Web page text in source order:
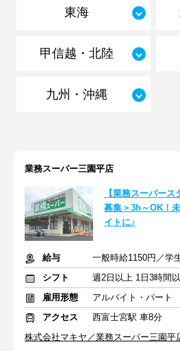
東海
甲信越・北陸
九州・沖縄
業務スーパー三園平店
【業務スーパー
募集＞3h～OK！
イトに♪
給与
シフト
雇用形態
アルバイト・パート
アクセス
西富士宮駅 車8分
株式会社マキヤ／業務スーパー三園平